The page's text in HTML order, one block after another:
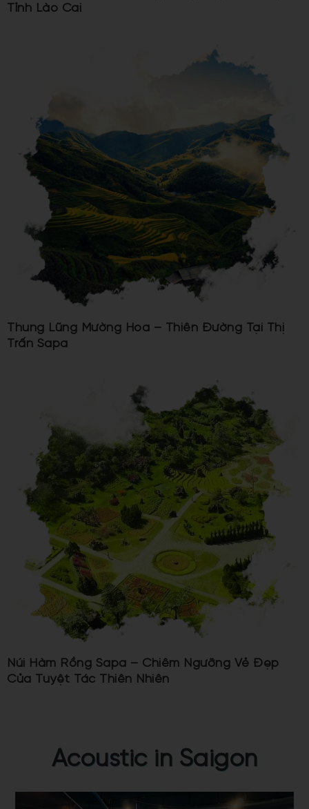
Tỉnh Lào Cai
Thung Lũng Mường Hoa – Thiên Đường Tại Thị
Trấn Sapa
Núi Hàm Rồng Sapa – Chiêm Ngưỡng Vẻ Đẹp
Của Tuyệt Tác Thiên Nhiên
Acoustic in Saigon